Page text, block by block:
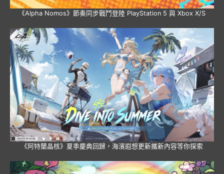
《Alpha Nomos》節奏同步戰鬥登陸 PlayStation 5 與 Xbox X/S
《阿特蘭晶核》夏季慶典回歸，海濱遐想更新攜新內容等你探索